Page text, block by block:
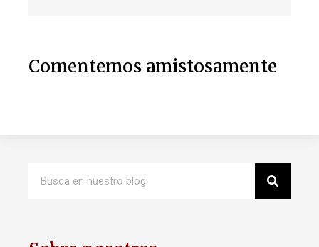
Comentemos amistosamente